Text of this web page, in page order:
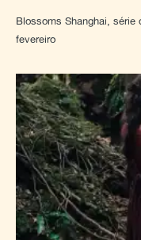
Blossoms Shanghai, série
fevereiro